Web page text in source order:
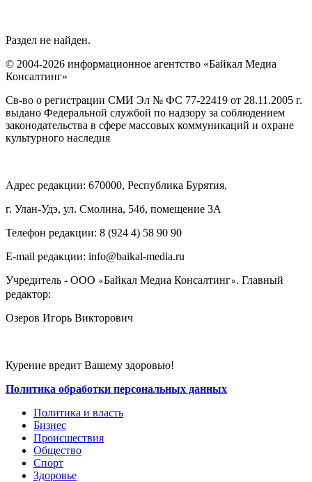
Раздел не найден.
© 2004-2026 информационное агентство «Байкал Медиа
Консалтинг»
Св-во о регистрации СМИ Эл № ФС 77-22419 от 28.11.2005 г.
выдано Федеральной службой по надзору за соблюдением
законодательства в сфере массовых коммуникаций и охране
культурного наследия
Адрес редакции: 670000, Республика Бурятия,
г. Улан-Удэ, ул. Смолина, 54б, помещение 3А
Телефон редакции: ‎‎8 (924 4) 58 90 90
E-mail редакции: info@baikal-media.ru
Учредитель - ООО «Байкал Медиа Консалтинг». Главный
редактор:
Озеров Игорь Викторович
Курение вредит Вашему здоровью!
Политика обработки персональных данных
Политика и власть
Бизнес
Происшествия
Общество
Cпорт
Здоровье